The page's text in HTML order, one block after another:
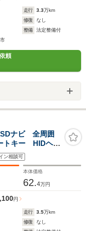
走行 3.3万km
修復
なし
整備
法定整備付
頼
ナビ 全周囲
トキー HIDヘッ
ン Bluetooth
ン相談可
本体価格
62.4万円
円
走行 3.5万km
修復
なし